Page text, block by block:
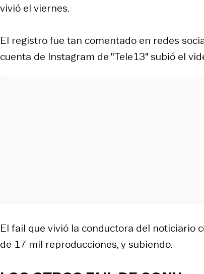
vivió el viernes.
El registro fue tan comentado en redes
cuenta de Instagram de "Tele13" subió el
El fail que vivió la conductora del noticiario
de 17 mil reproducciones, y subiendo.